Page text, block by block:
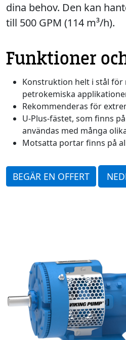
dina behov. Den kan
till 500 GPM (114 m³/h).
Funktioner
Konstruktion helt i stål för
petrokemiska
Rekommenderas för
U-Plus-fästet, som finns
användas med många
Motsatta portar finns på
BEGÄR EN OFFERT